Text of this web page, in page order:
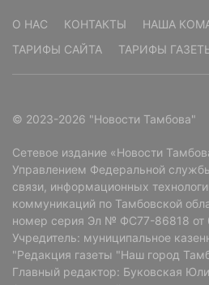
О НАС КОНТАКТЫ НАША
ТАРИФЫ САЙТА
ТАРИФЫ
© 2023-2026 "Новости Тамбова"
Сетевое издание «Новости
Управлением Федеральной
связи, информационных
коммуникаций по Тамбовской
номер серия Эл № ФС77-86818 от
Учредитель: муниципальное
"Редакция газеты "Наш город
Главный редактор: Буковская